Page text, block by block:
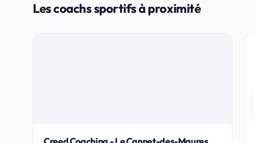
Les coachs sportifs à proximité